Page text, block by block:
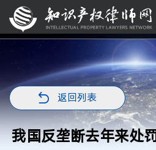
返回列表
我国反垄断去年来处